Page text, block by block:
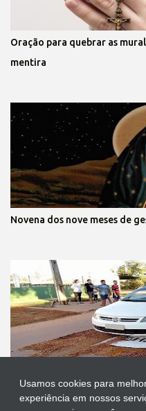
Usamos cookies para
experiência em nossos
Oração para quebrar as
mentira
Novena dos nove meses de
Protestante destrói tapete
se revoltam